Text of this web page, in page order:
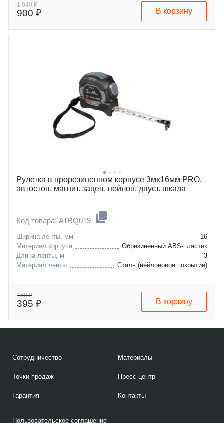
1 040 ₽
900 ₽ В корзину
Рулетка в прорезиненном корпусе 3мх16мм PRO,
автостоп, магнит. зацеп, нейлон. двуст. шкала
Код товара: ATBQ019
Ширина ленты, мм
16
Материал корпуса
Обрезиненный ABS-пластик
Длина ленты, м
3
Материал ленты
Сталь (нейлоновое покрытие)
450 ₽
395 ₽ В корзину
Сотрудничество
Точки продаж
Гарантия
Материалы
Пресс-центр
Контакты
Пользовательское соглашение